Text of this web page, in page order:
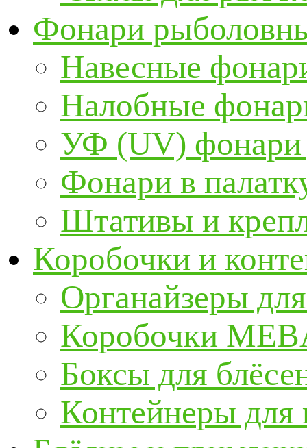
Фонари
Навесные
Налобные
УФ (UV) фонари
Фонари в
Штативы и
Коробочки и
Органайзеры
Коробочки
Боксы для
Контейнеры для